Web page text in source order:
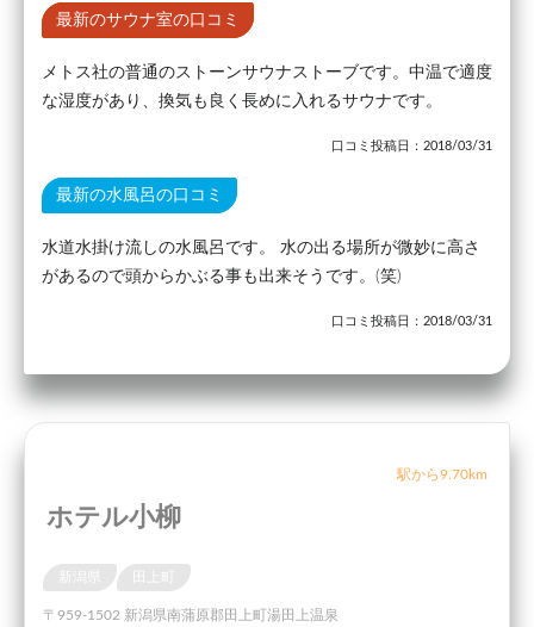
最新のサウナ室の口コミ
メトス社の普通のストーンサウナストーブです。中温で適度
な湿度があり、換気も良く長めに入れるサウナです。
口コミ投稿日：2018/03/31
最新の水風呂の口コミ
水道水掛け流しの水風呂です。 水の出る場所が微妙に高さ
があるので頭からかぶる事も出来そうです。(笑)
口コミ投稿日：2018/03/31
駅から9.70km
ホテル小柳
〒959-1502 新潟県南蒲原郡田上町湯田上温泉